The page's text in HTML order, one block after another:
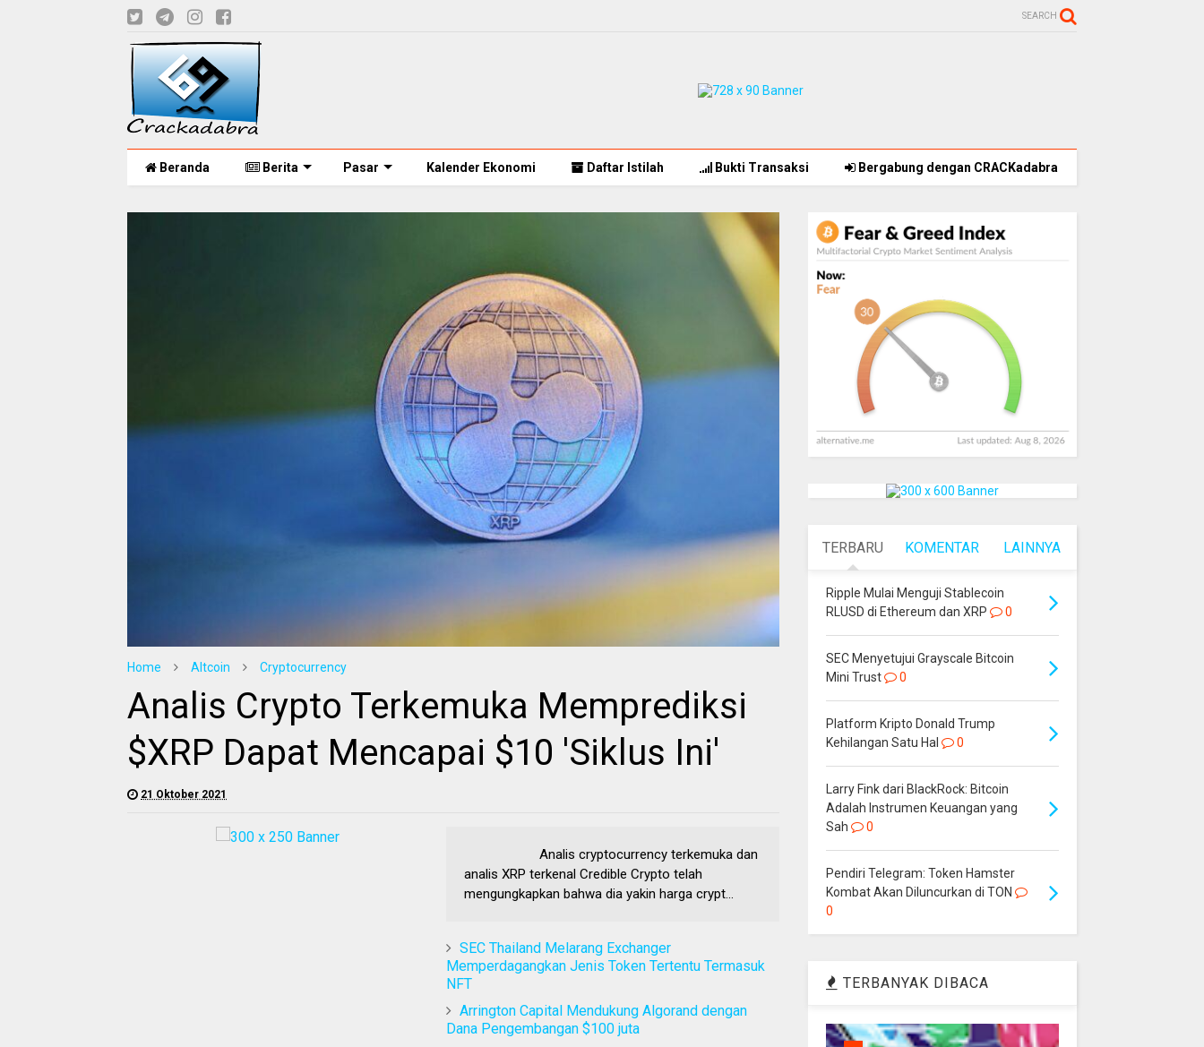
SEARCH
Beranda Berita Pasar Kalender Ekonomi Daftar Istilah Bukti Transaksi Bergabung dengan CRACKadabra
Home Altcoin Cryptocurrency
Analis Crypto Terkemuka Memprediksi
$XRP Dapat Mencapai $10 'Siklus Ini'
21 Oktober 2021
Analis cryptocurrency terkemuka dan
analis XRP terkenal Credible Crypto telah
mengungkapkan bahwa dia yakin harga crypt...
SEC Thailand Melarang Exchanger
Memperdagangkan Jenis Token Tertentu Termasuk
NFT
Arrington Capital Mendukung Algorand dengan
Dana Pengembangan $100 juta
TERBARU KOMENTAR LAINNYA
Ripple Mulai Menguji Stablecoin
RLUSD di Ethereum dan XRP
0
SEC Menyetujui Grayscale Bitcoin
Mini Trust
0
Platform Kripto Donald Trump
Kehilangan Satu Hal
0
Larry Fink dari BlackRock: Bitcoin
Adalah Instrumen Keuangan yang
Sah
0
Pendiri Telegram: Token Hamster
Kombat Akan Diluncurkan di TON
0
TERBANYAK DIBACA